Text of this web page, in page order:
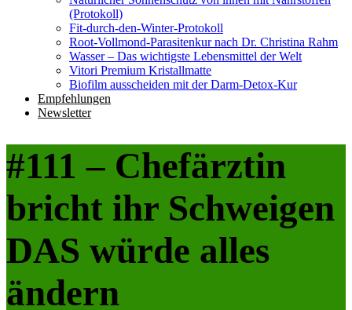
(Protokoll)
Fit-durch-den-Winter-Protokoll
Root-Vollmond-Parasitenkur nach Dr. Christina Rahm
Wasser – Das wichtigste Lebensmittel der Welt
Vitori Premium Kristallmatte
Biofilm ausscheiden mit der Darm-Detox-Kur
Empfehlungen
Newsletter
#111 – Chefärztin
bricht ihr Schweigen
DAS würde alles
ändern